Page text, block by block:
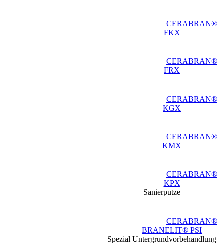
CERABRAN®
FKX
CERABRAN®
FRX
CERABRAN®
KGX
CERABRAN®
KMX
CERABRAN®
KPX
Sanierputze
CERABRAN®
BRANELIT® PSI
Spezial Untergrundvorbehandlung